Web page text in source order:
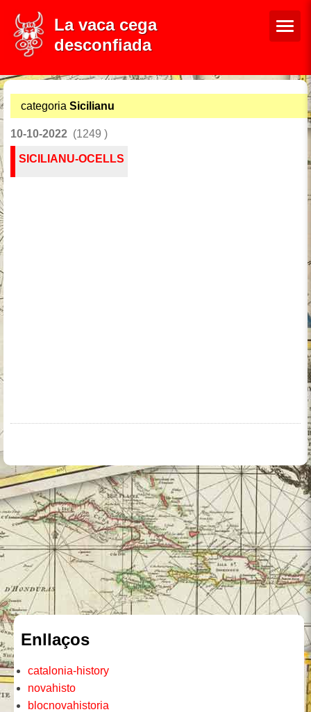
La vaca cega
desconfiada
categoria Sicilianu
10-10-2022 (1249 )
SICILIANU-OCELLS
Enllaços
catalonia-history
novahisto
blocnovahistoria